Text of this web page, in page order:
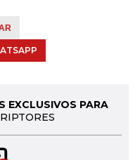
EXCLUSIVOS PARA